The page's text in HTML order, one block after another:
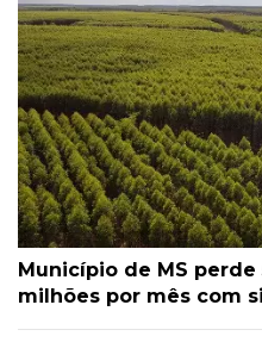
Município de MS perde
milhões por mês com